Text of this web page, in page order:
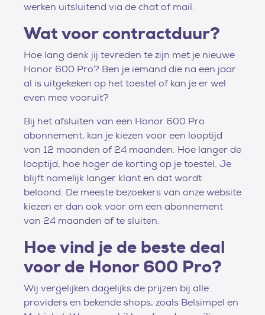
werken uitsluitend via de chat of mail.
Wat voor contractduur?
Hoe lang denk jij tevreden te zijn met je nieuwe
Honor 600 Pro? Ben je iemand die na een jaar
al is uitgekeken op het toestel of kan je er wel
even mee vooruit?
Bij het afsluiten van een Honor 600 Pro
abonnement, kan je kiezen voor een looptijd
van 12 maanden of 24 maanden. Hoe langer de
looptijd, hoe hoger de korting op je toestel. Je
blijft namelijk langer klant en dat wordt
beloond. De meeste bezoekers van onze website
kiezen er dan ook voor om een abonnement
van 24 maanden af te sluiten.
Hoe vind je de beste deal
voor de Honor 600 Pro?
Wij vergelijken dagelijks de prijzen bij alle
providers en bekende shops, zoals Belsimpel en